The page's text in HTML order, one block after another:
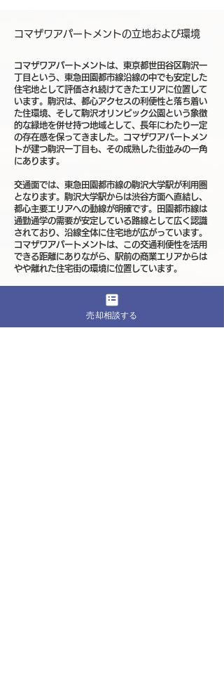
コマザワアパートメントの立地および環境
コマザワアパートメントは、東京都世田谷区駒沢一
丁目という、東急田園都市線沿線の中でも安定した
住宅地として評価され続けてきたエリアに位置して
います。駒沢は、都心アクセスの利便性と落ち着い
た住環境、そして駒沢オリンピック公園という象徴
的な緑地を併せ持つ地域として、長年にわたり一定
の存在感を保ってきました。コマザワアパートメン
トが建つ駒沢一丁目も、その成熟した街並みの一角
にあります。
交通面では、東急田園都市線の駒沢大学駅が利用圏
となります。駒沢大学駅からは渋谷方面へ直結し、
都心主要エリアへの動線が明確です。田園都市線は
通勤通学の需要が安定している路線として広く認識
されており、沿線全体に住宅地が広がっています。
コマザワアパートメントは、この交通利便性を活用
できる距離にありながら、駅前の商業エリアからは
やや離れた住宅街の環境に位置しています。
駒沢一丁目周辺は、高層ビルが林立するエリアでは
なく、戸建住宅や中低層マンションを中心とした穏
やかな街並みが形成されています。急激な大規模再
開発が全面的に進む地域ではないため、街の印象が
売却相談する